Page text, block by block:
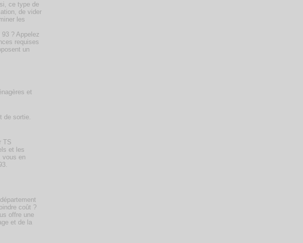
ce type de
de vider
les
? Appelez
requises
un
et
de sortie.
TS
et les
vous en
coût ?
offre une
et de la